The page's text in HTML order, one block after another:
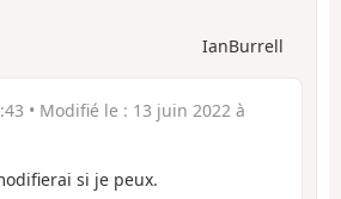
IanBurrell
• Modifié le : 13 juin 2022 à
si je peux.